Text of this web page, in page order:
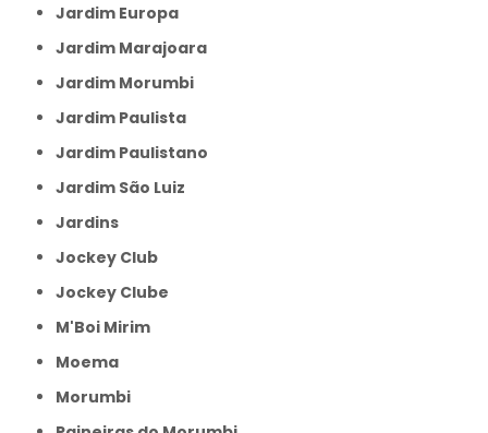
Jardim Europa
Jardim Marajoara
Jardim Morumbi
Jardim Paulista
Jardim Paulistano
Jardim São Luiz
Jardins
Jockey Club
Jockey Clube
M'Boi Mirim
Moema
Morumbi